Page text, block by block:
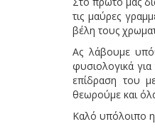
τις μαύρες
βέλη τους
Ας λάβουμε
φυσιολογικά
επίδραση του
θεωρούμε και
Καλό υπόλοιπο